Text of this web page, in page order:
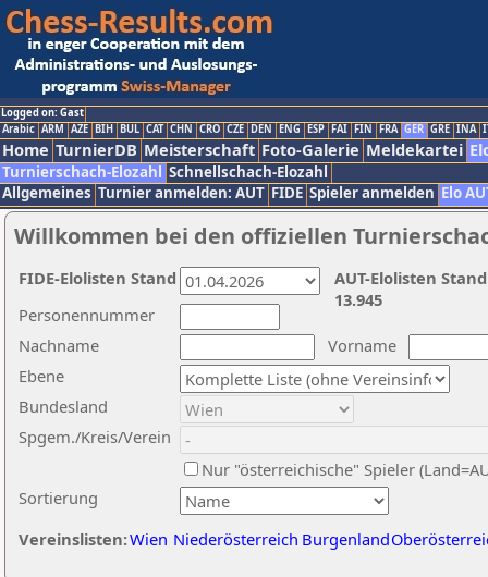
Logged on: Gast
Arabic ARM AZE BIH BUL CAT CHN CRO CZE DEN ENG ESP FAI FIN FRA GER GRE INA
Home TurnierDB Meisterschaft Foto-Galerie Meldekartei
Turnierschach-Elozahl Schnellschach-Elozahl
Allgemeines Turnier anmelden: AUT FIDE Spieler anmelden Elo
Willkommen bei den offiziellen
Nachname
Vorname
Ebene
Sortierung
Personennummer
Bundesland
Spgem./Kreis/Verein
Nur "österreichische" Spieler
Vereinslisten:Wien Niederösterreich Burgenland
AUT-Elolisten
13.945
FIDE-Elolisten Stand